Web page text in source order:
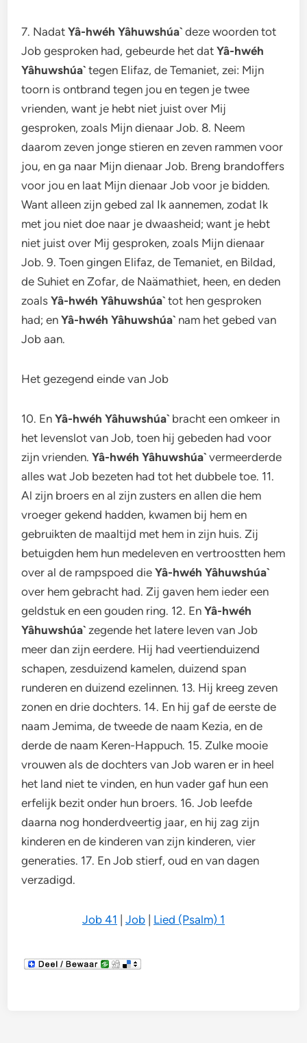
7. NadatYâ-hwéh Yâhuwshúa`deze woorden tot
Job gesproken had, gebeurde het datYâ-hwéh
Yâhuwshúa`tegen Elifaz, de Temaniet, zei: Mijn
toorn is ontbrand tegen jou en tegen je twee
vrienden, want je hebt niet juist over Mij
gesproken, zoals Mijn dienaar Job. 8. Neem
daarom zeven jonge stieren en zeven rammen voor
jou, en ga naar Mijn dienaar Job. Breng brandoffers
voor jou en laat Mijn dienaar Job voor je bidden.
Want alleen zijn gebed zal Ik aannemen, zodat Ik
met jou niet doe naar je dwaasheid; want je hebt
niet juist over Mij gesproken, zoals Mijn dienaar
Job. 9. Toen gingen Elifaz, de Temaniet, en Bildad,
de Suhiet en Zofar, de Naämathiet, heen, en deden
zoalsYâ-hwéh Yâhuwshúa`tot hen gesproken
had; enYâ-hwéh Yâhuwshúa`nam het gebed van
Job aan.
Het gezegend einde van Job
10. EnYâ-hwéh Yâhuwshúa`bracht een omkeer in
het levenslot van Job, toen hij gebeden had voor
zijn vrienden.Yâ-hwéh Yâhuwshúa`vermeerderde
alles wat Job bezeten had tot het dubbele toe. 11.
Al zijn broers en al zijn zusters en allen die hem
vroeger gekend hadden, kwamen bij hem en
gebruikten de maaltijd met hem in zijn huis. Zij
betuigden hem hun medeleven en vertroostten hem
over al de rampspoed dieYâ-hwéh Yâhuwshúa`
over hem gebracht had. Zij gaven hem ieder een
geldstuk en een gouden ring. 12. EnYâ-hwéh
Yâhuwshúa`zegende het latere leven van Job
meer dan zijn eerdere. Hij had veertienduizend
schapen, zesduizend kamelen, duizend span
runderen en duizend ezelinnen. 13. Hij kreeg zeven
zonen en drie dochters. 14. En hij gaf de eerste de
naam Jemima, de tweede de naam Kezia, en de
derde de naam Keren-Happuch. 15. Zulke mooie
vrouwen als de dochters van Job waren er in heel
het land niet te vinden, en hun vader gaf hun een
erfelijk bezit onder hun broers. 16. Job leefde
daarna nog honderdveertig jaar, en hij zag zijn
kinderen en de kinderen van zijn kinderen, vier
generaties. 17. En Job stierf, oud en van dagen
verzadigd.
Job 41 Job Lied (Psalm) 1